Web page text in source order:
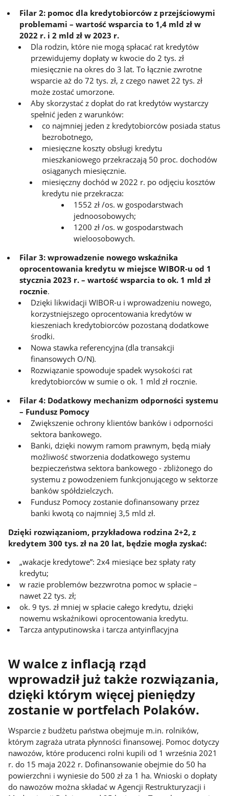
Filar 2: pomoc dla kredytobiorców z przejściowymi
problemami – wartość wsparcia to 1,4 mld zł w
2022 r. i 2 mld zł w 2023 r.
Dla rodzin, które nie mogą spłacać rat kredytów
przewidujemy dopłaty w kwocie do 2 tys. zł
miesięcznie na okres do 3 lat. To łącznie zwrotne
wsparcie aż do 72 tys. zł, z czego nawet 22 tys. zł
może zostać umorzone.
Aby skorzystać z dopłat do rat kredytów wystarczy
spełnić jeden z warunków:
co najmniej jeden z kredytobiorców posiada status
bezrobotnego,
miesięczne koszty obsługi kredytu
mieszkaniowego przekraczają 50 proc. dochodów
osiąganych miesięcznie.
miesięczny dochód w 2022 r. po odjęciu kosztów
kredytu nie przekracza:
1552 zł /os. w gospodarstwach
jednoosobowych;
1200 zł /os. w gospodarstwach
wieloosobowych.
Filar 3: wprowadzenie nowego wskaźnika
oprocentowania kredytu w miejsce WIBOR-u od 1
stycznia 2023 r. – wartość wsparcia to ok. 1 mld zł
rocznie.
Dzięki likwidacji WIBOR-u i wprowadzeniu nowego,
korzystniejszego oprocentowania kredytów w
kieszeniach kredytobiorców pozostaną dodatkowe
środki.
Nowa stawka referencyjna (dla transakcji
finansowych O/N).
Rozwiązanie spowoduje spadek wysokości rat
kredytobiorców w sumie o ok. 1 mld zł rocznie.
Filar 4: Dodatkowy mechanizm odporności systemu
– Fundusz Pomocy
Zwiększenie ochrony klientów banków i odporności
sektora bankowego.
Banki, dzięki nowym ramom prawnym, będą miały
możliwość stworzenia dodatkowego systemu
bezpieczeństwa sektora bankowego - zbliżonego do
systemu z powodzeniem funkcjonującego w sektorze
banków spółdzielczych.
Fundusz Pomocy zostanie dofinansowany przez
banki kwotą co najmniej 3,5 mld zł.
Dzięki rozwiązaniom, przykładowa rodzina 2+2, z
kredytem 300 tys. zł na 20 lat, będzie mogła zyskać:
„wakacje kredytowe”: 2x4 miesiące bez spłaty raty
kredytu;
w razie problemów bezzwrotna pomoc w spłacie –
nawet 22 tys. zł;
ok. 9 tys. zł mniej w spłacie całego kredytu, dzięki
nowemu wskaźnikowi oprocentowania kredytu.
Tarcza antyputinowska i tarcza antyinflacyjna
W walce z inflacją rząd
wprowadził już także rozwiązania,
dzięki którym więcej pieniędzy
zostanie w portfelach Polaków.
Wsparcie z budżetu państwa obejmuje m.in. rolników,
którym zagraża utrata płynności finansowej. Pomoc dotyczy
nawozów, które producenci rolni kupili od 1 września 2021
r. do 15 maja 2022 r. Dofinansowanie obejmie do 50 ha
powierzchni i wyniesie do 500 zł za 1 ha. Wnioski o dopłaty
do nawozów można składać w Agencji Restrukturyzacji i